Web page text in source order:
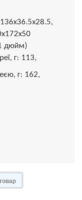
дюйм)
г: 113,
г: 162,